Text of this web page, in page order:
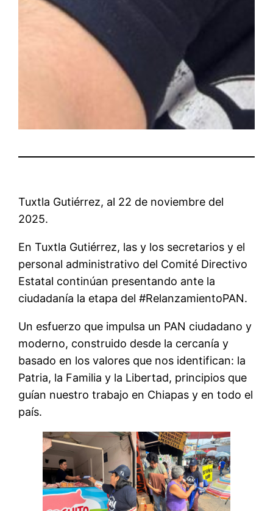
Tuxtla Gutiérrez, al 22 de noviembre del
2025.
En Tuxtla Gutiérrez, las y los secretarios y el
personal administrativo del Comité Directivo
Estatal continúan presentando ante la
ciudadanía la etapa del #RelanzamientoPAN.
Un esfuerzo que impulsa un PAN ciudadano y
moderno, construido desde la cercanía y
basado en los valores que nos identifican: la
Patria, la Familia y la Libertad, principios que
guían nuestro trabajo en Chiapas y en todo el
país.